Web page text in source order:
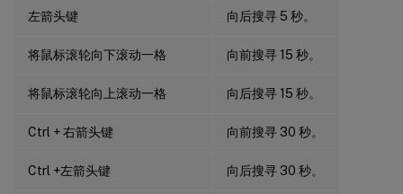
左箭头键 向后搜寻 5 秒。
将鼠标滚轮向下滚动一格 向前搜寻 15 秒。
将鼠标滚轮向上滚动一格 向后搜寻 15 秒。
Ctrl + 右箭头键 向前搜寻 30 秒。
Ctrl +左箭头键 向后搜寻 30 秒。